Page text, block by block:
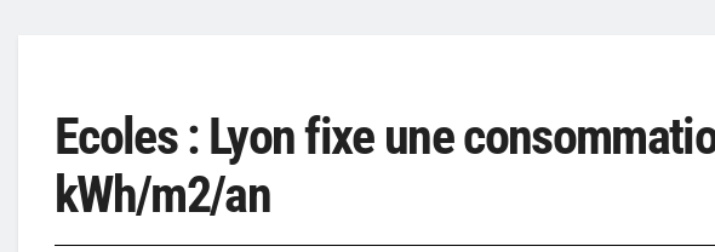
Ecoles : Lyon fixe une
kWh/m2/an